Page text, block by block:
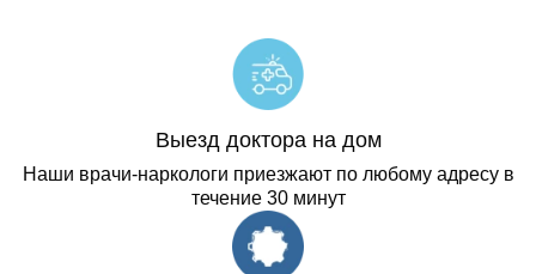
Выезд доктора на дом
Наши врачи-наркологи приезжают по любому адресу в
течение 30 минут